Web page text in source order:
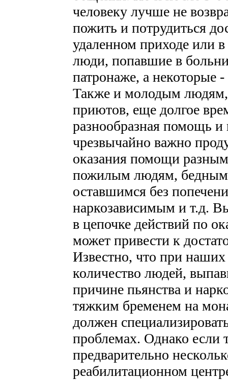
человеку лучше не
пожить и потрудиться
удаленном приходе или
люди, попавшие в
патронаже, а некоторые
Также и молодым
приютов, еще долгое
разнообразная помощь
чрезвычайно важно
оказания помощи
пожилым людям,
оставшимся без
наркозависимым и т.д.
в цепочке действий по
может привести к
Известно, что при
количество людей,
причине пьянства и
тяжким бременем на
должен
проблемах. Однако если
предварительно
реабилитационном